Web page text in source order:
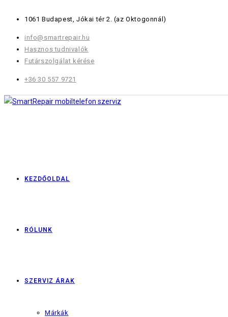
content
1061 Budapest, Jókai tér 2. (az Oktogonnál)
info@smartrepair.hu
Hasznos tudnivalók
Futárszolgálat kérése
+36 30 557 9721
KEZDŐOLDAL
RÓLUNK
SZERVIZ ÁRAK
Márkák